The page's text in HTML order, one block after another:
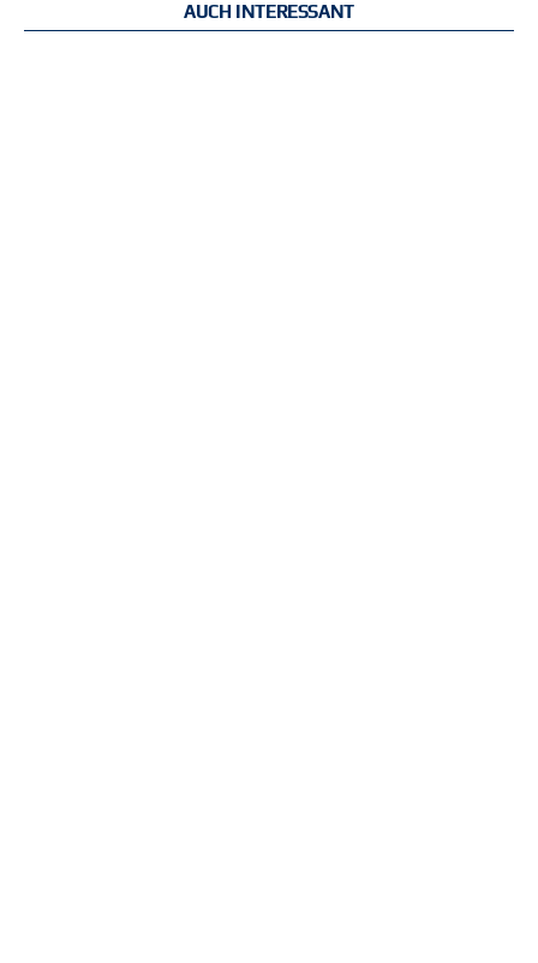
AUCH INTERESSANT